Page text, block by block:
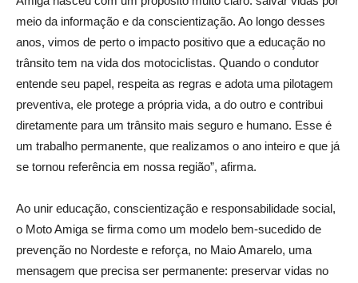
meio da informação e da conscientização. Ao longo desses
anos, vimos de perto o impacto positivo que a educação no
trânsito tem na vida dos motociclistas. Quando o condutor
entende seu papel, respeita as regras e adota uma pilotagem
preventiva, ele protege a própria vida, a do outro e contribui
diretamente para um trânsito mais seguro e humano. Esse é
um trabalho permanente, que realizamos o ano inteiro e que já
se tornou referência em nossa região”, afirma.
Ao unir educação, conscientização e responsabilidade social,
o Moto Amiga se firma como um modelo bem-sucedido de
prevenção no Nordeste e reforça, no Maio Amarelo, uma
mensagem que precisa ser permanente: preservar vidas no